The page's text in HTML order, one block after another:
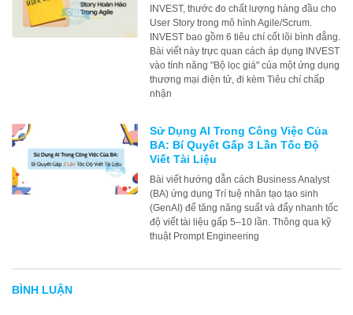
INVEST, thước đo chất lượng hàng đầu cho
User Story trong mô hình Agile/Scrum.
INVEST bao gồm 6 tiêu chí cốt lõi bình đẳng.
Bài viết này trực quan cách áp dụng INVEST
vào tính năng "Bộ lọc giá" của một ứng dụng
thương mại điện tử, đi kèm Tiêu chí chấp
nhận
Sử Dụng AI Trong Công Việc Của
BA: Bí Quyết Gấp 3 Lần Tốc Độ
Viết Tài Liệu
Bài viết hướng dẫn cách Business Analyst
(BA) ứng dụng Trí tuệ nhân tạo tạo sinh
(GenAI) để tăng năng suất và đẩy nhanh tốc
độ viết tài liệu gấp 5–10 lần. Thông qua kỹ
thuật Prompt Engineering
BÌNH LUẬN